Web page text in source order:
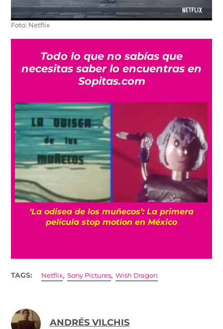
Foto: Netflix
Todo lo que no sabías que
necesitas saber lo encuentras en
Sopitas.com
Todo lo que sabemos de ‘Monster: The Lizzie
Borden Story’, la nueva temporada en Netflix
TAGS: Netflix,Sony Pictures,Wish Dragon
ANDRÉS VILCHIS